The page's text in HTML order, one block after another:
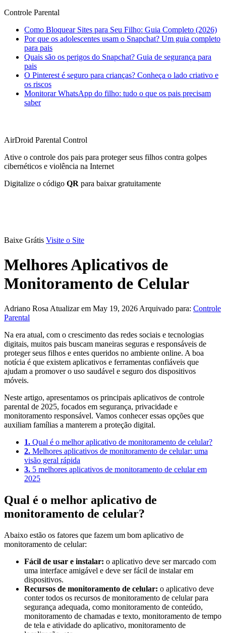
Controle Parental
Como Bloquear Sites para Seu Filho: Guia Completo (2026)
Por que os adolescentes usam o Snapchat? Um guia completo
para pais
Quais são os perigos do Snapchat? Guia de segurança para
pais
O Pinterest é seguro para crianças? Conheça o lado criativo e
os riscos
Monitorar WhatsApp do filho: tudo o que os pais precisam
saber
AirDroid Parental Control
Ative o controle dos pais para proteger seus filhos contra golpes
cibernéticos e violência na Internet
Digitalize o código QR para baixar gratuitamente
Baixe Grátis Visite o Site
Melhores Aplicativos de
Monitoramento de Celular
Adriano Rosa Atualizar em May 19, 2026 Arquivado para: Controle
Parental
Na era atual, com o crescimento das redes sociais e tecnologias
digitais, muitos pais buscam maneiras seguras e responsáveis de
proteger seus filhos e entes queridos no ambiente online. A boa
notícia é que existem aplicativos e ferramentas confiáveis que
ajudam a promover o uso saudável e seguro dos dispositivos
móveis.
Neste artigo, apresentamos os principais aplicativos de controle
parental de 2025, focados em segurança, privacidade e
monitoramento responsável. Vamos conhecer essas opções que
auxiliam famílias a manterem a proteção digital.
1. Qual é o melhor aplicativo de monitoramento de celular?
2. Melhores aplicativos de monitoramento de celular: uma
visão geral rápida
3. 5 melhores aplicativos de monitoramento de celular em
2025
Qual é o melhor aplicativo de
monitoramento de celular?
Abaixo estão os fatores que fazem um bom aplicativo de
monitoramento de celular:
Fácil de usar e instalar: o aplicativo deve ser marcado com
uma interface amigável e deve ser fácil de instalar em
dispositivos.
Recursos de monitoramento de celular: o aplicativo deve
conter todos os recursos de monitoramento de celular para
segurança adequada, como monitoramento de conteúdo,
monitoramento de chamadas e texto, monitoramento de tempo
de tela e atividade do aplicativo, monitoramento de